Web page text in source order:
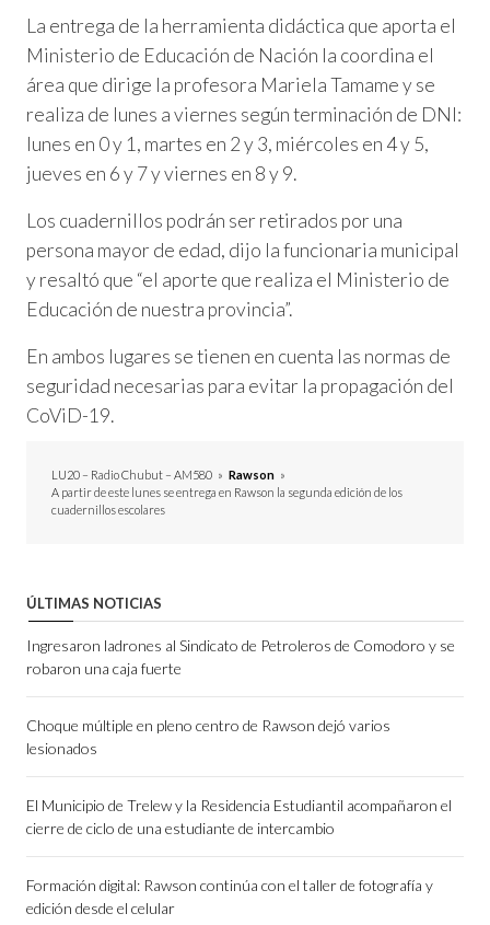
La entrega de la herramienta didáctica que aporta el
Ministerio de Educación de Nación la coordina el
área que dirige la profesora Mariela Tamame y se
realiza de lunes a viernes según terminación de DNI:
lunes en 0 y 1, martes en 2 y 3, miércoles en 4 y 5,
jueves en 6 y 7 y viernes en 8 y 9.
Los cuadernillos podrán ser retirados por una
persona mayor de edad, dijo la funcionaria municipal
y resaltó que “el aporte que realiza el Ministerio de
Educación de nuestra provincia”.
En ambos lugares se tienen en cuenta las normas de
seguridad necesarias para evitar la propagación del
CoViD-19.
LU20 – Radio Chubut – AM580 » Rawson »
A partir de este lunes se entrega en Rawson la segunda edición de los
cuadernillos escolares
ÚLTIMAS NOTICIAS
Ingresaron ladrones al Sindicato de Petroleros de Comodoro y se
robaron una caja fuerte
Choque múltiple en pleno centro de Rawson dejó varios
lesionados
El Municipio de Trelew y la Residencia Estudiantil acompañaron el
cierre de ciclo de una estudiante de intercambio
Formación digital: Rawson continúa con el taller de fotografía y
edición desde el celular